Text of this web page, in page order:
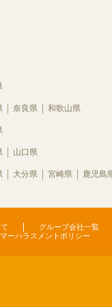
奈良県 和歌山県
山口県
大分県 宮崎県 鹿児島
グループ会社一覧
ーハラスメントポリシー